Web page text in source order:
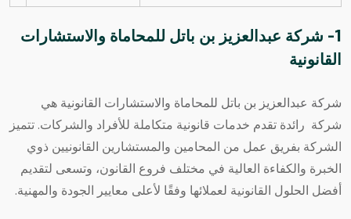
1- شركة عبدالعزيز بن باتل للمحاماة والاستشارات
القانونية
شركة عبدالعزيز بن باتل للمحاماة والاستشارات القانونية هي
شركة رائدة تقدم خدمات قانونية متكاملة للأفراد والشركات. تتميز
الشركة بفريق عمل من المحامين والمستشارين القانونيين ذوي
الخبرة والكفاءة العالية في مختلف فروع القانون، وتسعى لتقديم
أفضل الحلول القانونية لعملائها وفقًا لأعلى معايير الجودة والمهنية.